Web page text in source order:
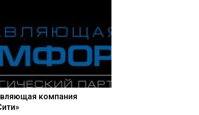
компания